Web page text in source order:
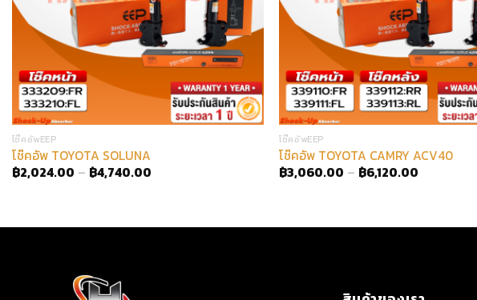
โช๊คอัพEEP
โช๊คอัพ TOYOTA SOLUNA
฿2,024.00 – ฿4,740.00
โช๊คอัพEEP
โช๊คอัพ TOYOTA CAMRY ACV40
฿3,060.00 – ฿6,120.00